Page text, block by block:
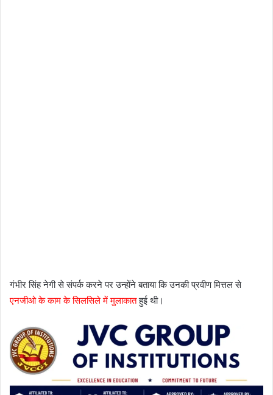
गंभीर सिंह नेगी से संपर्क करने पर उन्होंने बताया कि उनकी प्रवीण मित्तल से
एनजीओ के काम के सिलसिले में मुलाकातहुई थी।